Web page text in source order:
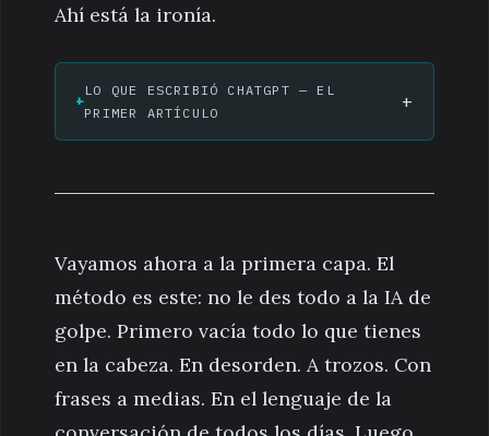
Ahí está la ironía.
LO QUE ESCRIBIÓ CHATGPT — EL
PRIMER ARTÍCULO
+
Vayamos ahora a la primera capa. El
método es este: no le des todo a la IA de
golpe. Primero vacía todo lo que tienes
en la cabeza. En desorden. A trozos. Con
frases a medias. En el lenguaje de la